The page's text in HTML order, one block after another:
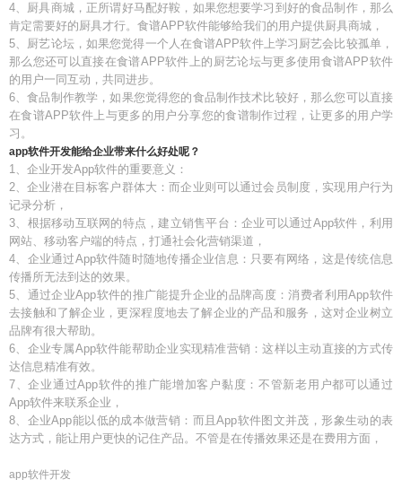
4、厨具商城，正所谓好马配好鞍，如果您想要学习到好的食品制作，那么
肯定需要好的厨具才行。食谱APP软件能够给我们的用户提供厨具商城，
5、厨艺论坛，如果您觉得一个人在食谱APP软件上学习厨艺会比较孤单，
那么您还可以直接在食谱APP软件上的厨艺论坛与更多使用食谱APP软件
的用户一同互动，共同进步。
6、食品制作教学，如果您觉得您的食品制作技术比较好，那么您可以直接
在食谱APP软件上与更多的用户分享您的食谱制作过程，让更多的用户学
习。
app软件开发能给企业带来什么好处呢？
1、企业开发App软件的重要意义：
2、企业潜在目标客户群体大：而企业则可以通过会员制度，实现用户行为
记录分析，
3、根据移动互联网的特点，建立销售平台：企业可以通过App软件，利用
网站、移动客户端的特点，打通社会化营销渠道，
4、企业通过App软件随时随地传播企业信息：只要有网络，这是传统信息
传播所无法到达的效果。
5、通过企业App软件的推广能提升企业的品牌高度：消费者利用App软件
去接触和了解企业，更深程度地去了解企业的产品和服务，这对企业树立
品牌有很大帮助。
6、企业专属App软件能帮助企业实现精准营销：这样以主动直接的方式传
达信息精准有效。
7、企业通过App软件的推广能增加客户黏度：不管新老用户都可以通过
App软件来联系企业，
8、企业App能以低的成本做营销：而且App软件图文并茂，形象生动的表
达方式，能让用户更快的记住产品。不管是在传播效果还是在费用方面，
app软件开发